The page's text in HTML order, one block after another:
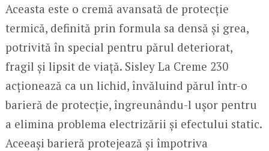
Aceasta este o cremă avansată de protecție
termică, definită prin formula sa densă și grea,
potrivită în special pentru părul deteriorat,
fragil și lipsit de viață. Sisley La Creme 230
acționează ca un lichid, învăluind părul într-o
barieră de protecție, îngreunându-l ușor pentru
a elimina problema electrizării și efectului static.
Aceeași barieră protejează și împotriva